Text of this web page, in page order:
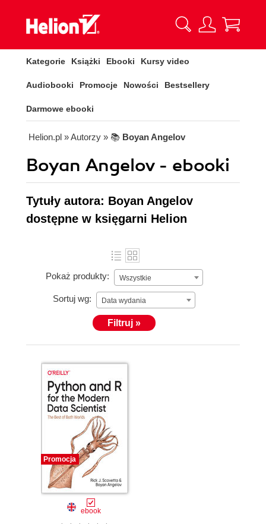
Kategorie Książki Ebooki Kursy video
Audiobooki Promocje Nowości Bestsellery
Darmowe ebooki
Helion.pl » Autorzy » 📚 Boyan Angelov
Boyan Angelov - ebooki
Tytuły autora: Boyan Angelov
dostępne w księgarni Helion
Pokaż produkty: Wszystkie
Sortuj wg: Data wydania
Filtruj »
Promocja
ebook